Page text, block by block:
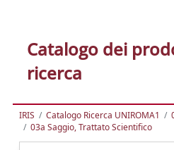
Catalogo dei
ricerca
IRIS Catalogo Ricerca UNIROMA1
03a Saggio, Trattato Scientifico